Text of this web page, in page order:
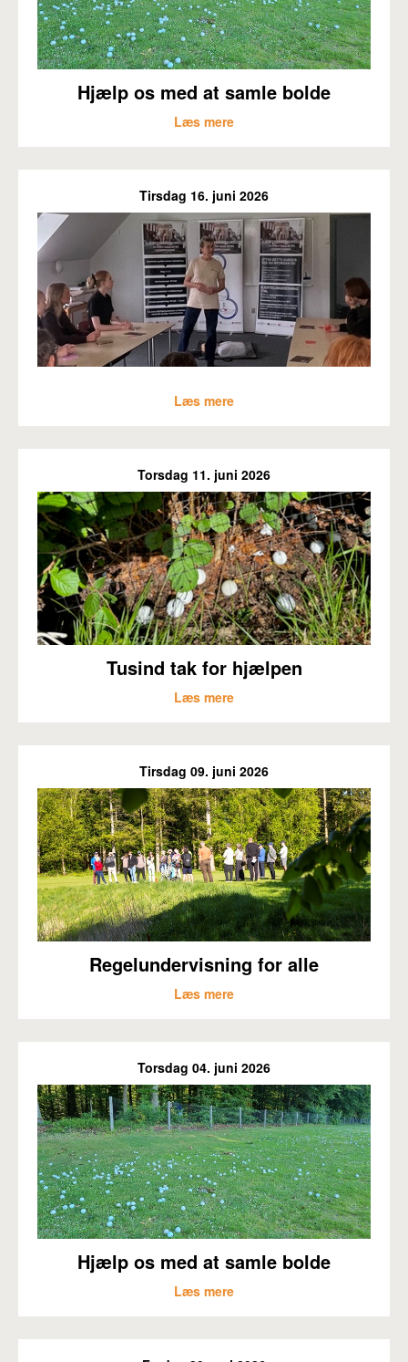
Hjælp os med at samle bolde
Læs mere
Tirsdag 16. juni 2026
Læs mere
Torsdag 11. juni 2026
Tusind tak for hjælpen
Læs mere
Tirsdag 09. juni 2026
Regelundervisning for alle
Læs mere
Torsdag 04. juni 2026
Hjælp os med at samle bolde
Læs mere